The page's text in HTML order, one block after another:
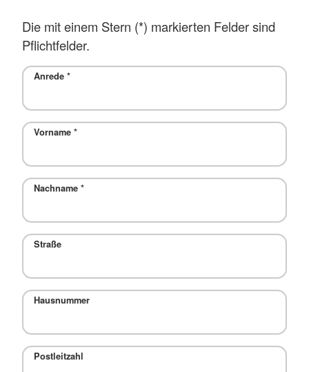
Die mit einem Stern (*) markierten Felder sind
Pflichtfelder.
Anrede *
Vorname *
Nachname *
Straße
Hausnummer
Postleitzahl